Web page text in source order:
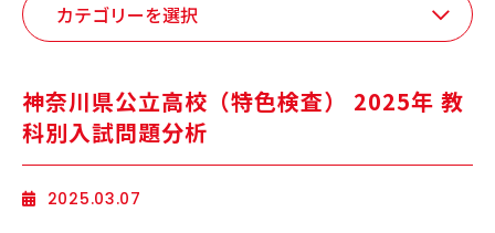
海外生・帰国生
神奈川県公立高校（特色検査） 2025年 教
科別入試問題分析
2025.03.07